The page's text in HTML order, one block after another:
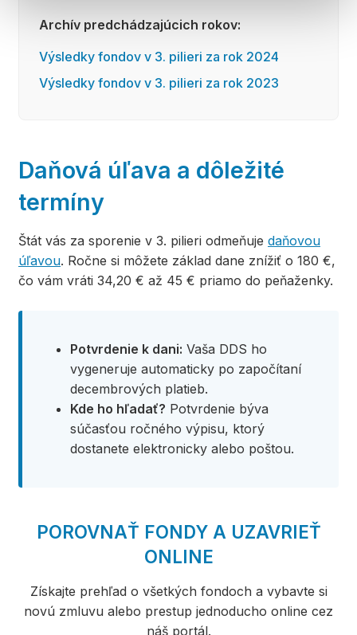
Archív predchádzajúcich rokov:
Výsledky fondov v 3. pilieri za rok 2024
Výsledky fondov v 3. pilieri za rok 2023
Daňová úľava a dôležité
termíny
Štát vás za sporenie v 3. pilieri odmeňuje daňovou
úľavou. Ročne si môžete základ dane znížiť o 180 €,
čo vám vráti 34,20 € až 45 € priamo do peňaženky.
Potvrdenie k dani: Vaša DDS ho
vygeneruje automaticky po započítaní
decembrových platieb.
Kde ho hľadať? Potvrdenie býva
súčasťou ročného výpisu, ktorý
dostanete elektronicky alebo poštou.
POROVNAŤ FONDY A UZAVRIEŤ
ONLINE
Získajte prehľad o všetkých fondoch a vybavte si
novú zmluvu alebo prestup jednoducho online cez
náš portál.